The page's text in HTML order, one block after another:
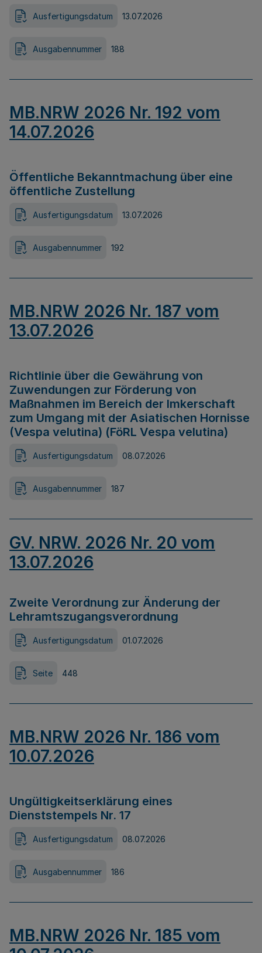
Ausfertigungsdatum 13.07.2026
Ausgabennummer 188
MB.NRW 2026 Nr. 192 vom
14.07.2026
Öffentliche Bekanntmachung über eine
öffentliche Zustellung
Ausfertigungsdatum 13.07.2026
Ausgabennummer 192
MB.NRW 2026 Nr. 187 vom
13.07.2026
Richtlinie über die Gewährung von
Zuwendungen zur Förderung von
Maßnahmen im Bereich der Imkerschaft
zum Umgang mit der Asiatischen Hornisse
(Vespa velutina) (FöRL Vespa velutina)
Ausfertigungsdatum 08.07.2026
Ausgabennummer 187
GV. NRW. 2026 Nr. 20 vom
13.07.2026
Zweite Verordnung zur Änderung der
Lehramtszugangsverordnung
Ausfertigungsdatum 01.07.2026
Seite 448
MB.NRW 2026 Nr. 186 vom
10.07.2026
Ungültigkeitserklärung eines
Dienststempels Nr. 17
Ausfertigungsdatum 08.07.2026
Ausgabennummer 186
MB.NRW 2026 Nr. 185 vom